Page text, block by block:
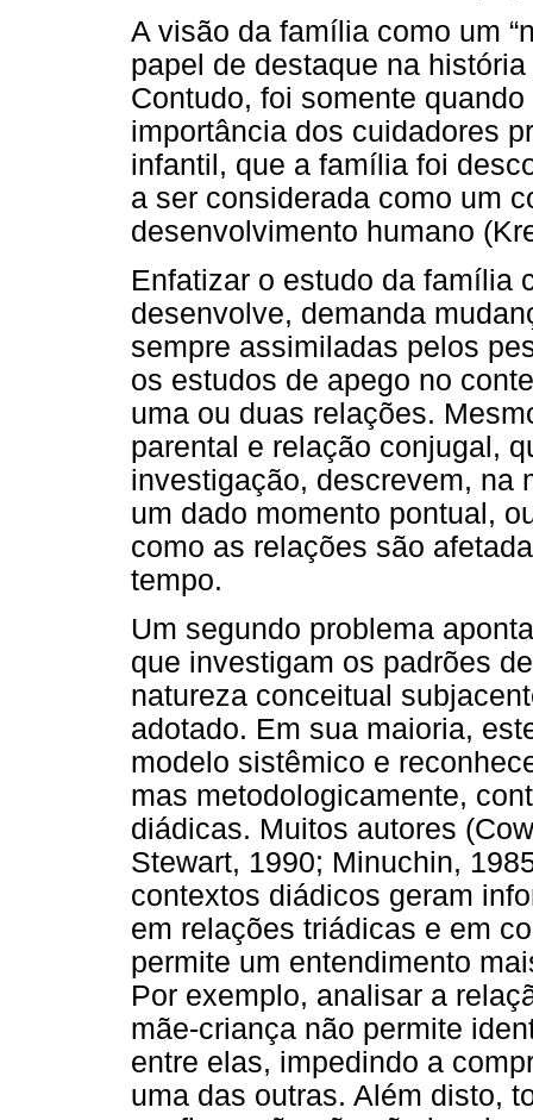
A visão da família como um
papel de destaque na
Contudo, foi somente
importância dos cuidadores
infantil, que a família foi
a ser considerada como um
desenvolvimento humano
Enfatizar o estudo da família
desenvolve, demanda
sempre assimiladas pelos
os estudos de apego no
uma ou duas relações.
parental e relação conjugal,
investigação, descrevem, na
um dado momento pontual,
como as relações são
tempo.
Um segundo problema
que investigam os padrões
natureza conceitual
adotado. Em sua maioria,
modelo sistêmico e
mas metodologicamente,
diádicas. Muitos autores
Stewart, 1990; Minuchin,
contextos diádicos geram
em relações triádicas e em
permite um entendimento
Por exemplo, analisar a
mãe-criança não permite
entre elas, impedindo a
uma das outras. Além disto,